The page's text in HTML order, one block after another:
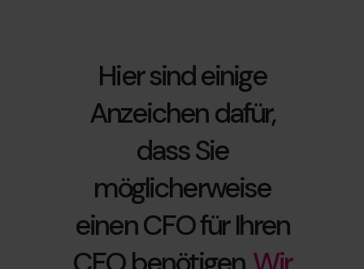
Hier sind einige
Anzeichen dafür,
dass Sie
möglicherweise
einen CFO für Ihren